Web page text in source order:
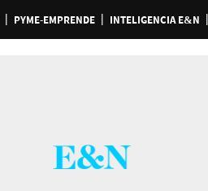
PYME-EMPRENDE INTELIGENCIA E&N